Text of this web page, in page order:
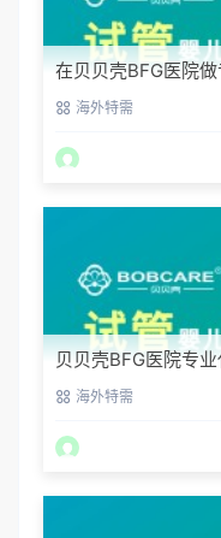
在贝贝壳BFG医院
大？海外特需
贝贝壳BFG医院专
之选海外特需